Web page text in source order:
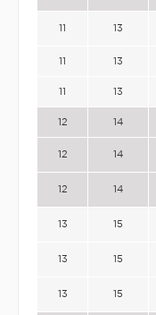
11 13
11 13
11 13
12 14
12 14
12 14
13 15
13 15
13 15